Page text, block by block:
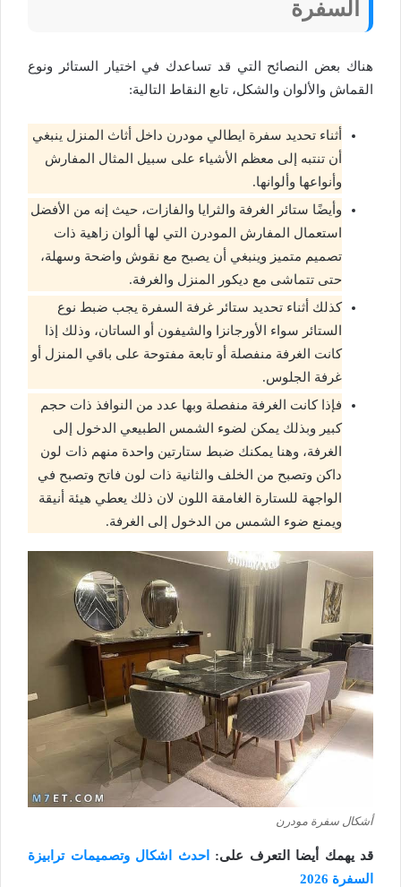
السفرة
هناك بعض النصائح التي قد تساعدك في اختيار الستائر ونوع
القماش والألوان والشكل، تابع النقاط التالية:
أثناء تحديد سفرة ايطالي مودرن داخل أثاث المنزل ينبغي
أن تنتبه إلى معظم الأشياء على سبيل المثال المفارش
وأنواعها وألوانها.
وأيضًا ستائر الغرفة والثرايا والفازات، حيث إنه من الأفضل
استعمال المفارش المودرن التي لها ألوان زاهية ذات
تصميم متميز وينبغي أن يصبح مع نقوش واضحة وسهلة،
حتى تتماشى مع ديكور المنزل والغرفة.
كذلك أثناء تحديد ستائر غرفة السفرة يجب ضبط نوع
الستائر سواء الأورجانزا والشيفون أو الساتان، وذلك إذا
كانت الغرفة منفصلة أو تابعة مفتوحة على باقي المنزل أو
غرفة الجلوس.
فإذا كانت الغرفة منفصلة وبها عدد من النوافذ ذات حجم
كبير وبذلك يمكن لضوء الشمس الطبيعي الدخول إلى
الغرفة، وهنا يمكنك ضبط ستارتين واحدة منهم ذات لون
داكن وتصبح من الخلف والثانية ذات لون فاتح وتصبح في
الواجهة للستارة الغامقة اللون لان ذلك يعطي هيئة أنيقة
ويمنع ضوء الشمس من الدخول إلى الغرفة.
أشكال سفرة مودرن
قد يهمك أيضا التعرف على:
احدث اشكال وتصميمات ترابيزة
السفرة 2026